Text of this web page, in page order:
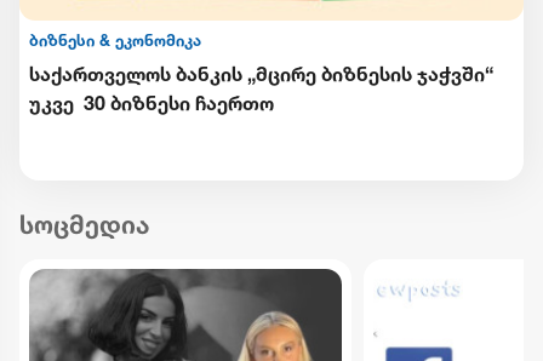
ბიზნესი & ეკონომიკა
საქართველოს ბანკის „მცირე ბიზნესის ჯაჭვში“
უკვე 30 ბიზნესი ჩაერთო
სოცმედია